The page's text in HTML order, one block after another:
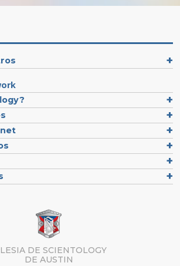
DE SCIENTOLOGY
DE AUSTIN